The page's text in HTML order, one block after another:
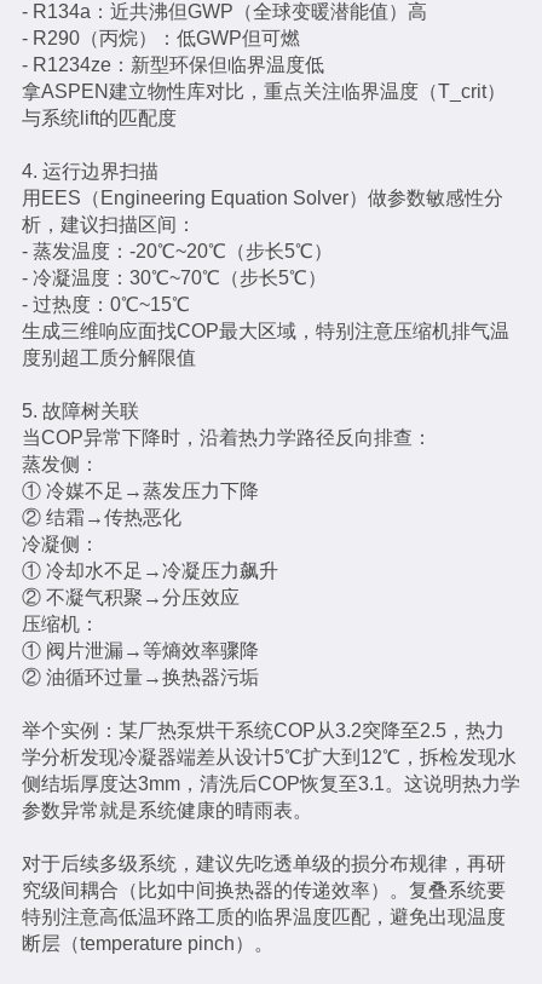
- R134a：近共沸但GWP（全球变暖潜能值）高
- R290（丙烷）：低GWP但可燃
- R1234ze：新型环保但临界温度低
拿ASPEN建立物性库对比，重点关注临界温度（T_crit）
与系统lift的匹配度
4. 运行边界扫描
用EES（Engineering Equation Solver）做参数敏感性分
析，建议扫描区间：
- 蒸发温度：-20℃~20℃（步长5℃）
- 冷凝温度：30℃~70℃（步长5℃）
- 过热度：0℃~15℃
生成三维响应面找COP最大区域，特别注意压缩机排气温
度别超工质分解限值
5. 故障树关联
当COP异常下降时，沿着热力学路径反向排查：
蒸发侧：
① 冷媒不足→蒸发压力下降
② 结霜→传热恶化
冷凝侧：
① 冷却水不足→冷凝压力飙升
② 不凝气积聚→分压效应
压缩机：
① 阀片泄漏→等熵效率骤降
② 油循环过量→换热器污垢
举个实例：某厂热泵烘干系统COP从3.2突降至2.5，热力
学分析发现冷凝器端差从设计5℃扩大到12℃，拆检发现水
侧结垢厚度达3mm，清洗后COP恢复至3.1。这说明热力学
参数异常就是系统健康的晴雨表。
对于后续多级系统，建议先吃透单级的损分布规律，再研
究级间耦合（比如中间换热器的传递效率）。复叠系统要
特别注意高低温环路工质的临界温度匹配，避免出现温度
断层（temperature pinch）。